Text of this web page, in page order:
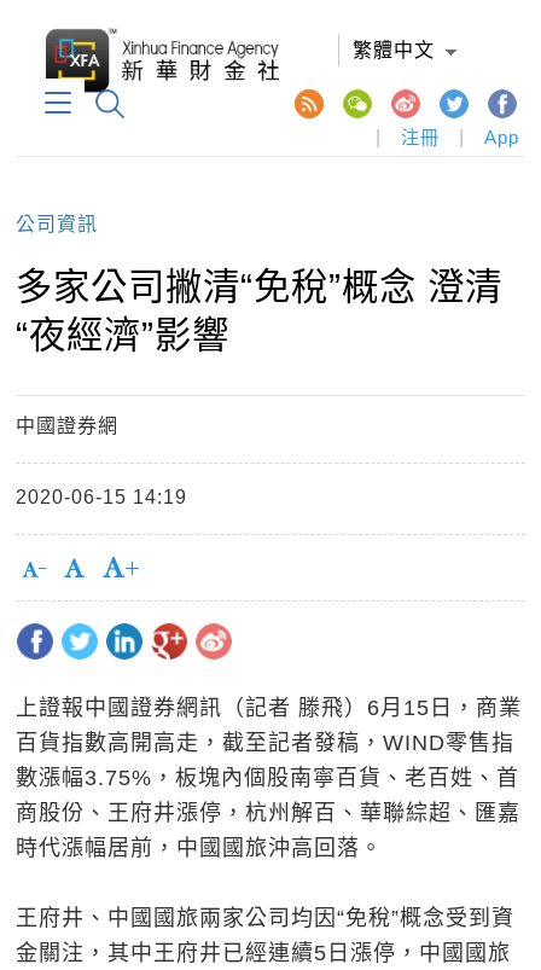
繁體中文
注冊 App
公司資訊
多家公司撇清“免稅”概念 澄清
“夜經濟”影響
中國證券網
2020-06-15 14:19
上證報中國證券網訊（記者 滕飛）6月15日，商業
百貨指數高開高走，截至記者發稿，WIND零售指
數漲幅3.75%，板塊內個股南寧百貨、老百姓、首
商股份、王府井漲停，杭州解百、華聯綜超、匯嘉
時代漲幅居前，中國國旅沖高回落。
王府井、中國國旅兩家公司均因“免稅”概念受到資
金關注，其中王府井已經連續5日漲停，中國國旅